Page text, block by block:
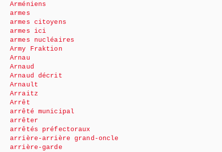
Arméniens
armes
armes citoyens
armes ici
armes nucléaires
Army Fraktion
Arnau
Arnaud
Arnaud décrit
Arnault
Arraitz
Arrêt
arrêté municipal
arrêter
arrêtés préfectoraux
arrière-arrière grand-oncle
arrière-garde